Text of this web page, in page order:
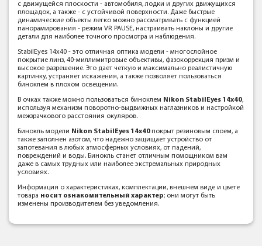
с движущейся плоскости - автомобиля, лодки и других движущихся
площадок, а также - с устойчивой поверхности. Даже быстрые
динамические объекты легко можно рассматривать с функцией
панорамирования - режим VR PAUSE, настраивать наклоны и другие
детали для наиболее точного просмотра и наблюдения.
StabilEyes 14x40 - это отличная оптика модели - многослойное
покрытие линз, 40-миллимитровые объективы, фазокоррекция призм и
высокое разрешение. Это дает четкую и максимально реалистичную
картинку, устраняет искажения, а также позволяет пользоваться
биноклем в плохом освещении.
В очках также можно пользоваться биноклем Nikon StabilEyes 14x40,
используя механизм поворотно-выдвижных наглазников и настройкой
межзрачкового расстояния окуляров.
Бинокль модели Nikon StabilEyes 14x40покрыт резиновым слоем, а
также заполнен азотом, что надежно защищает устройство от
запотевания в любых атмосферных условиях, от падений,
повреждений и воды. Бинокль станет отличным помощником вам
даже в самых трудных или наиболее экстремальных природных
условиях.
Информация о характеристиках, комплектации, внешнем виде и цвете
товара носит ознакомительный характер; они могут быть
изменены производителем без уведомления.